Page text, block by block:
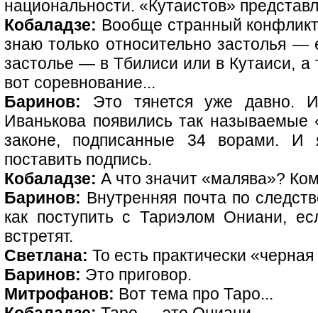
национальности. «Кутаистов»
Кобаладзе: Вообще странный
знаю только относительно застолья —
застолье — в Тбилиси или в Кутаиси, а
вот соревнование...
Баринов: Это тянется уже давно.
Иванькова появились так
законе, подписанные 34 ворами. И
поставить подпись.
Кобаладзе: А что значит «малява»?
Баринов: Внутренняя почта по
как поступить с Тариэлом Ониани,
встретят.
Светлана: То есть практически
Баринов: Это приговор.
Митрофанов: Вот тема про Таро...